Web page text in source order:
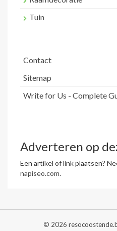
Tuin
Contact
Sitemap
Write for Us - Complete
Adverteren op
Een artikel of link plaatsen?
napiseo.com.
© 2026